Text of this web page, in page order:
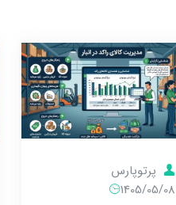
پرتوپارس
1405/05/08